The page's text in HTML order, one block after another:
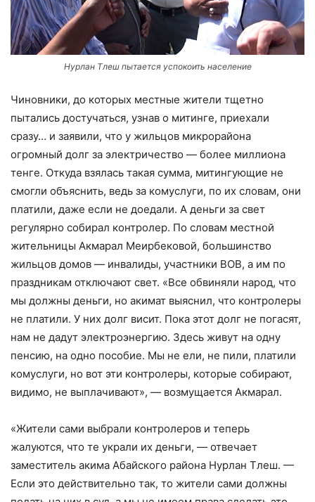
Нурлан Тлеш пытается успокоить население
Чиновники, до которых местные жители тщетно
пытались достучаться, узнав о митинге, приехали
сразу… и заявили, что у жильцов микрорайона
огромный долг за электричество — более миллиона
тенге. Откуда взялась такая сумма, митингующие не
смогли объяснить, ведь за комуслуги, по их словам, они
платили, даже если не доедали. А деньги за свет
регулярно собирал контролер. По словам местной
жительницы Акмарал Меирбековой, большинство
жильцов домов — инвалиды, участники ВОВ, а им по
праздникам отключают свет. «Все обвиняли народ, что
мы должны деньги, но акимат выяснил, что контролеры
не платили. У них долг висит. Пока этот долг не погасят,
нам не дадут электроэнергию. Здесь живут на одну
пенсию, на одно пособие. Мы не ели, не пили, платили
комуслуги, но вот эти контролеры, которые собирают,
видимо, не выплачивают», — возмущается Акмарал.
«Жители сами выбрали контролеров и теперь
жалуются, что те украли их деньги, — отвечает
заместитель акима Абайского района Нурлан Тлеш. —
Если это действительно так, то жители сами должны